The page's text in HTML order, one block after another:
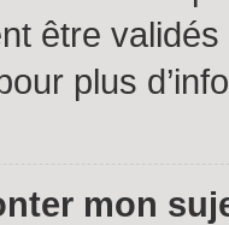
être
plus
mon